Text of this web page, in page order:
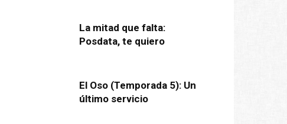
La mitad que falta:
Posdata, te quiero
El Oso (Temporada 5): Un
último servicio